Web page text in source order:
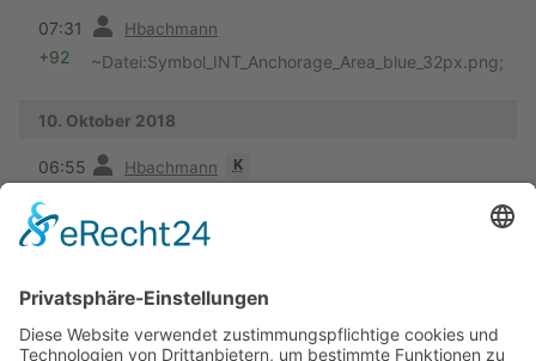
07:31 Hbachmann
+92 ~Datei:Symbol_INT_Anchorage_Area_blue_32px.png;
10. Oktober 2018
06:55 Hbachmann K
Vorherige
17:06 Hbachmann
+120 Bilder